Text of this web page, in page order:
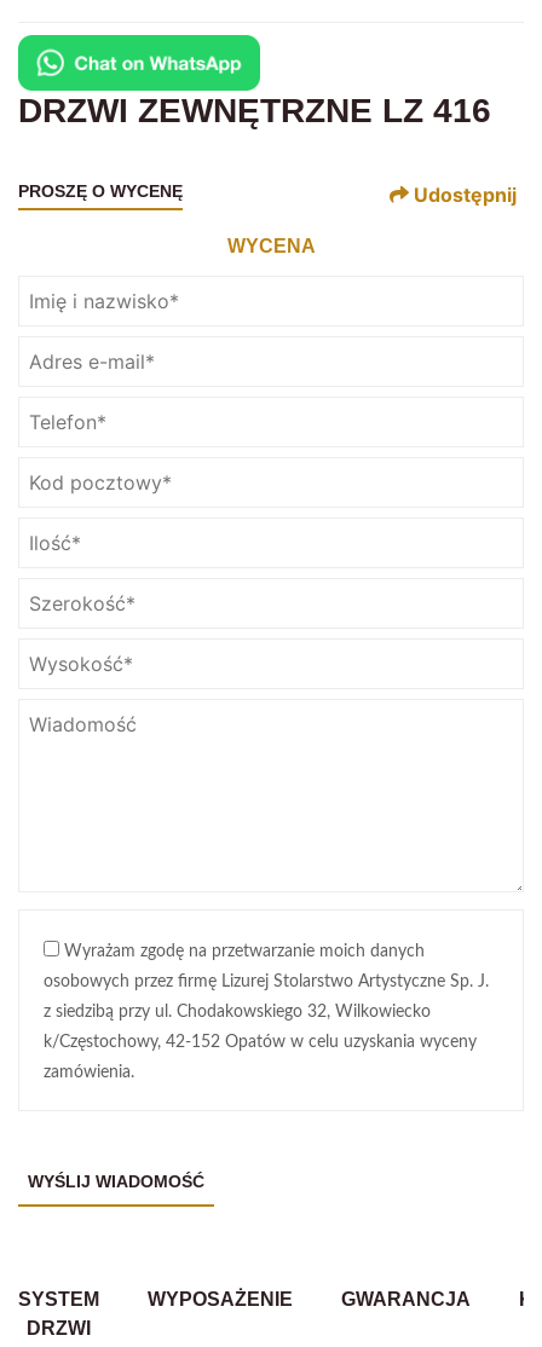
DRZWI ZEWNĘTRZNE LZ 416
PROSZĘ O WYCENĘ Udostępnij
WYCENA
Wyrażam zgodę na przetwarzanie moich danych
osobowych przez firmę Lizurej Stolarstwo Artystyczne Sp. J.
z siedzibą przy ul. Chodakowskiego 32, Wilkowiecko
k/Częstochowy, 42-152 Opatów w celu uzyskania wyceny
zamówienia.
SYSTEM
DRZWI
WYPOSAŻENIE GWARANCJA